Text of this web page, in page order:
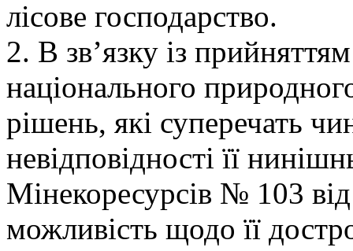
лісове господарство.
2. В зв’язку із
національного
рішень, які суперечать
невідповідності її
Мінекоресурсів № 103
можливість щодо її